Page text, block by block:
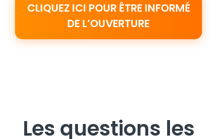
CLIQUEZ ICI POUR ÊTRE INFORMÉ
DE L’OUVERTURE
Les questions les